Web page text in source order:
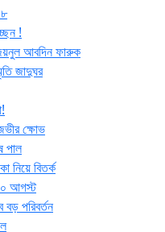
!
জয়নুল আবদিন ফারুক
জাদুঘর
ক্ষোভ
পাল
নিয়ে বিতর্ক
আগস্ট
পরিবর্তন